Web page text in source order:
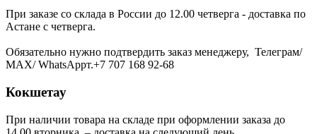
При заказе со склада в России до 12.00 четверга - доставка по
Астане с четверга.
Обязательно нужно подтвердить заказ менеджеру, Телеграм/
МАХ/ WhatsAppт.+7 707 168 92-68
Кокшетау
При наличии товара на складе при оформлении заказа до